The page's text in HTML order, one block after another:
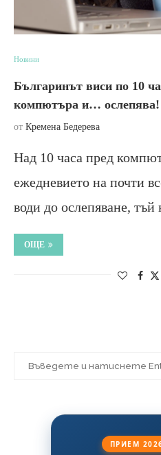
Новини
Българинът виси по 10
компютъра и… ослепява!
от Кремена Бедерева
Над 10 часа пред
ежедневието на почти
води до ослепяване,
ОЩЕ
ПРИЕМ